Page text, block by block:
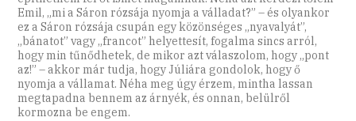
Emil, „mi a Sáron rózsája nyomja a válladat?” – és olyankor
ez a Sáron rózsája csupán egy közönséges „nyavalyát”,
„bánatot” vagy „francot” helyettesít, fogalma sincs arról,
hogy min tűnődhetek, de mikor azt válaszolom, hogy „pont
az!” – akkor már tudja, hogy Júliára gondolok, hogy ő
nyomja a vállamat. Néha meg úgy érzem, mintha lassan
megtapadna bennem az árnyék, és onnan, belülről
kormozna be engem.